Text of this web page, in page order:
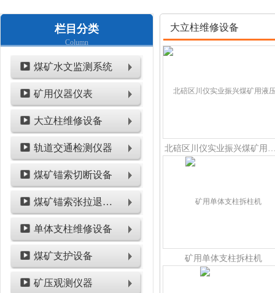
栏目分类
Column
煤矿水文监测系统
矿用仪器仪表
大立柱维修设备
轨道交通检测仪器
煤矿锚索切断设备
煤矿锚索张拉退锚设备
单体支柱维修设备
煤矿支护设备
矿压观测仪器
大立柱维修设备
北碚区川仪实业振兴煤矿用液
矿用单体支柱拆柱机